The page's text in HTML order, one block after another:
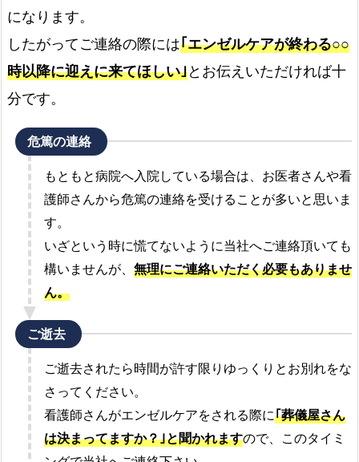
になります。
したがってご連絡の際には｢エンゼルケアが終わる○○
時以降に迎えに来てほしい｣とお伝えいただければ十
分です。
危篤の連絡
もともと病院へ入院している場合は、お医者さんや看
護師さんから危篤の連絡を受けることが多いと思いま
す。
いざという時に慌てないように当社へご連絡頂いても
構いませんが、 無理にご連絡いただく必要もありませ
ん。
ご逝去
ご逝去されたら時間が許す限りゆっくりとお別れをな
さってください。
看護師さんがエンゼルケアをされる際に｢葬儀屋さん
は決まってますか？｣と聞かれますので、このタイミ